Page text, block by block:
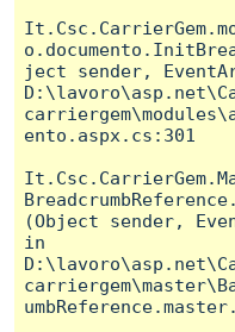
ject sender,
ento.aspx.cs:301
(Object sender,
in